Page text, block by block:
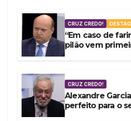
CRUZ CREDO!
“Em caso de
pilão vem
CRUZ CREDO!
Alexandre
perfeito para o